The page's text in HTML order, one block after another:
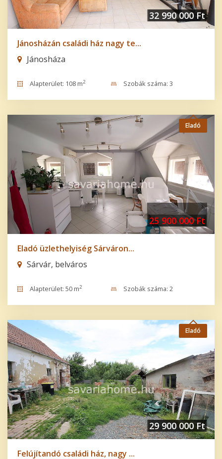
32 990 000 Ft
Jánosházán családi ház nagy te...
Jánosháza
Alapterület: 108 m2 Szobák száma: 3
Eladó
25 900 000 Ft
Eladó üzlethelyiség Sárváron...
Sárvár, belváros
Alapterület: 50 m2 Szobák száma: 2
Eladó
29 900 000 Ft
Felújítandó családi ház, nagy ...